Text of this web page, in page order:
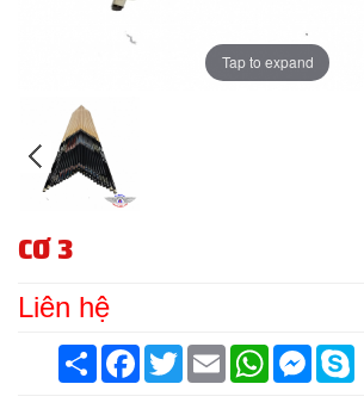
Tap to expand
CƠ 3
Liên hệ
Chia
sẻ
FacebookTwitter Email WhatsApp